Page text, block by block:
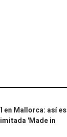
en Mallorca: así es
'Made in